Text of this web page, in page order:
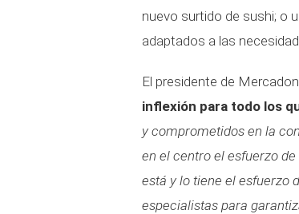
nuevo surtido de sushi; o
adaptados a las
El presidente de
inflexión para todo los
y comprometidos en la
en el centro el esfuerzo
está y lo tiene el esfuerzo
especialistas para